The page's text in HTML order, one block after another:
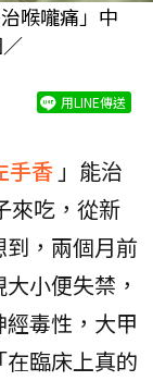
喉嚨痛」中
用LINE傳送
手香 」能治
來吃，從新
，兩個月前
小便失禁，
毒性，大甲
臨床上真的